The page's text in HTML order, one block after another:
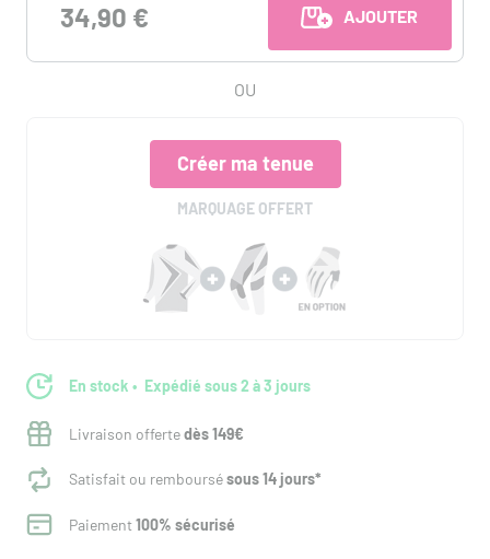
34,90 € AJOUTER AU
OU
Créer ma tenue
MARQUAGE OFFERT
En stock Expédié sous 2 à 3 jours
Livraison offertedès 149€
Satisfait ou remboursésous 14 jours*
Paiement100% sécurisé